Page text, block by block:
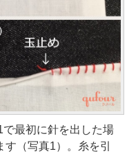
最初に針を出した場
（写真1）。糸を引